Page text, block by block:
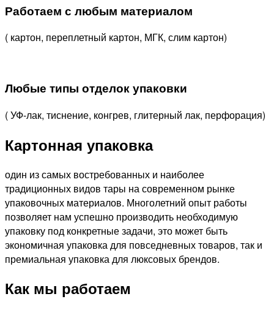
Работаем с любым материалом
( картон, переплетный картон, МГК, слим картон)
Любые типы отделок упаковки
( УФ-лак, тиснение, конгрев, глитерный лак, перфорация)
Картонная упаковка
один из самых востребованных и наиболее
традиционных видов тары на современном рынке
упаковочных материалов. Многолетний опыт работы
позволяет нам успешно производить необходимую
упаковку под конкретные задачи, это может быть
экономичная упаковка для повседневных товаров, так и
премиальная упаковка для люксовых брендов.
Как мы работаем